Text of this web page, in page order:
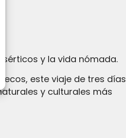
y la vida nómada.
este viaje de tres días
y culturales más